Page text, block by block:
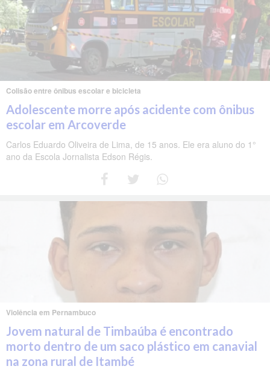
Colisão entre ônibus escolar e bicicleta
Adolescente morre após acidente com ônibus
escolar em Arcoverde
Carlos Eduardo Oliveira de Lima, de 15 anos. Ele era aluno do 1°
ano da Escola Jornalista Edson Régis.
Violência em Pernambuco
Jovem natural de Timbaúba é encontrado
morto dentro de um saco plástico em canavial
na zona rural de Itambé